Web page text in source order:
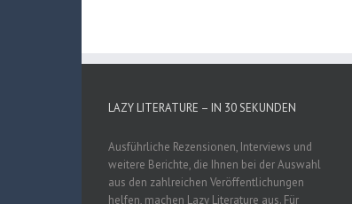
LAZY LITERATURE – IN 30 SEKUNDEN
Ausführliche Rezensionen, Interviews und
weitere Berichte, die Ihnen bei der Auswahl
aus den zahlreichen Veröffentlichungen
helfen, machen Lazy Literature aus. Für